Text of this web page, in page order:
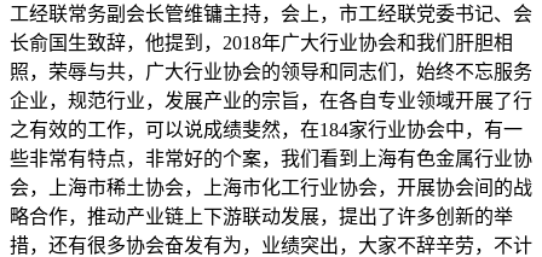
工经联常务副会长管维镛主持，会上，市工经联党委书记、会
长俞国生致辞，他提到，2018年广大行业协会和我们肝胆相
照，荣辱与共，广大行业协会的领导和同志们，始终不忘服务
企业，规范行业，发展产业的宗旨，在各自专业领域开展了行
之有效的工作，可以说成绩斐然，在184家行业协会中，有一
些非常有特点，非常好的个案，我们看到上海有色金属行业协
会，上海市稀土协会，上海市化工行业协会，开展协会间的战
略合作，推动产业链上下游联动发展，提出了许多创新的举
措，还有很多协会奋发有为，业绩突出，大家不辞辛劳，不计